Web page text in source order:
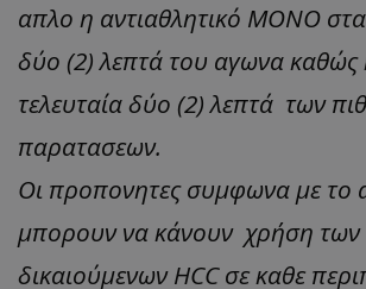
απλο η αντιαθλητικό ΜΟΝΟ στα
δύο (2) λεπτά του αγωνα καθώς
τελευταία δύο (2) λεπτά των
παρατασεων.
Οι προπονητες συμφωνα με το
μπορουν να κάνουν χρήση των
δικαιούμενων HCC σε καθε